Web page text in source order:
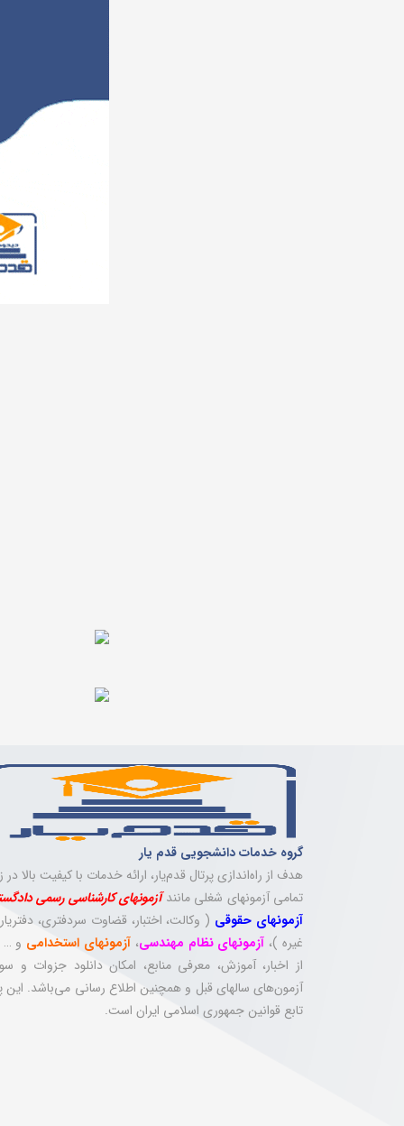
گروه خدمات دانشجویی قدم یار
هدف از راه‌اندازی پرتال قدم‌یار، ارائه خدمات با کیفیت بالا در
تمامی آزمونهای شغلی مانندآزمونهای کارشناسی رسمی
آزمونهای حقوقی ( وکالت، اختبار، قضاوت سردفتری،
غیره )، آزمونهای نظام مهندسی، آزمونهای استخدامی و
از اخبار، آموزش، معرفی منابع، امکان دانلود جزوات و
آزمون‌های سالهای قبل و همچنین اطلاع رسانی می‌باشد. این
تابع قوانین جمهوری اسلامی ایران است.